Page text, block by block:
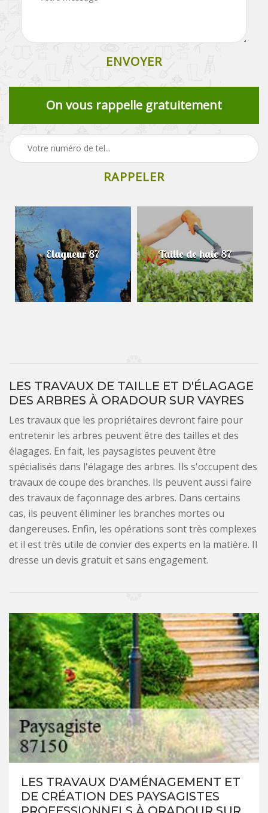
On vous rappelle gratuitement
Elagueur 87 Taille de haie 87
LES TRAVAUX DE TAILLE ET D'ÉLAGAGE
DES ARBRES À ORADOUR SUR VAYRES
Les travaux que les propriétaires devront faire pour
entretenir les arbres peuvent être des tailles et des
élagages. En fait, les paysagistes peuvent être
spécialisés dans l'élagage des arbres. Ils s'occupent des
travaux de coupe des branches. Ils peuvent aussi faire
des travaux de façonnage des arbres. Dans certains
cas, ils peuvent éliminer les branches mortes ou
dangereuses. Enfin, les opérations sont très complexes
et il est très utile de convier des experts en la matière. Il
dresse un devis gratuit et sans engagement.
LES TRAVAUX D'AMÉNAGEMENT ET
DE CRÉATION DES PAYSAGISTES